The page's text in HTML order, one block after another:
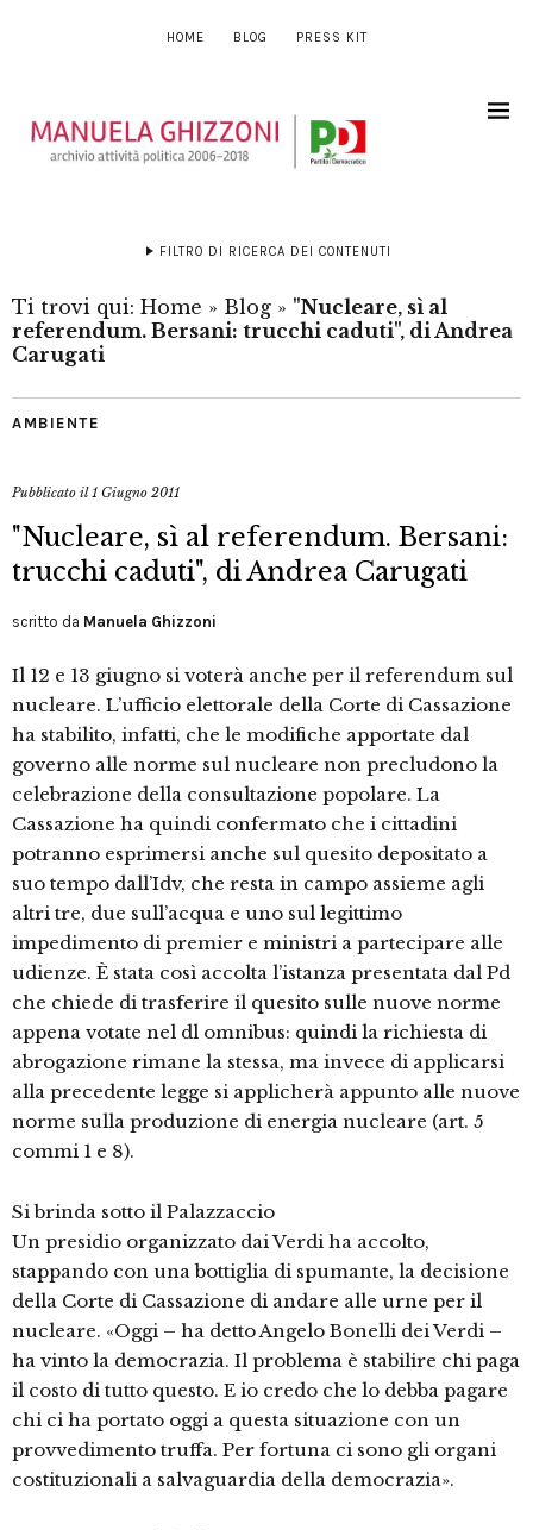
HOME BLOG PRESS KIT
FILTRO DI RICERCA DEI CONTENUTI
Ti trovi qui: Home » Blog » "Nucleare, sì al
referendum. Bersani: trucchi caduti", di Andrea
Carugati
AMBIENTE
Pubblicato il1 Giugno 2011
"Nucleare, sì al referendum. Bersani:
trucchi caduti", di Andrea Carugati
scritto da Manuela Ghizzoni
Il 12 e 13 giugno si voterà anche per il referendum sul
nucleare. L’ufficio elettorale della Corte di Cassazione
ha stabilito, infatti, che le modifiche apportate dal
governo alle norme sul nucleare non precludono la
celebrazione della consultazione popolare. La
Cassazione ha quindi confermato che i cittadini
potranno esprimersi anche sul quesito depositato a
suo tempo dall’Idv, che resta in campo assieme agli
altri tre, due sull’acqua e uno sul legittimo
impedimento di premier e ministri a partecipare alle
udienze. È stata così accolta l’istanza presentata dal Pd
che chiede di trasferire il quesito sulle nuove norme
appena votate nel dl omnibus: quindi la richiesta di
abrogazione rimane la stessa, ma invece di applicarsi
alla precedente legge si applicherà appunto alle nuove
norme sulla produzione di energia nucleare (art. 5
commi 1 e 8).
Si brinda sotto il Palazzaccio
Un presidio organizzato dai Verdi ha accolto,
stappando con una bottiglia di spumante, la decisione
della Corte di Cassazione di andare alle urne per il
nucleare. «Oggi – ha detto Angelo Bonelli dei Verdi –
ha vinto la democrazia. Il problema è stabilire chi paga
il costo di tutto questo. E io credo che lo debba pagare
chi ci ha portato oggi a questa situazione con un
provvedimento truffa. Per fortuna ci sono gli organi
costituzionali a salvaguardia della democrazia».